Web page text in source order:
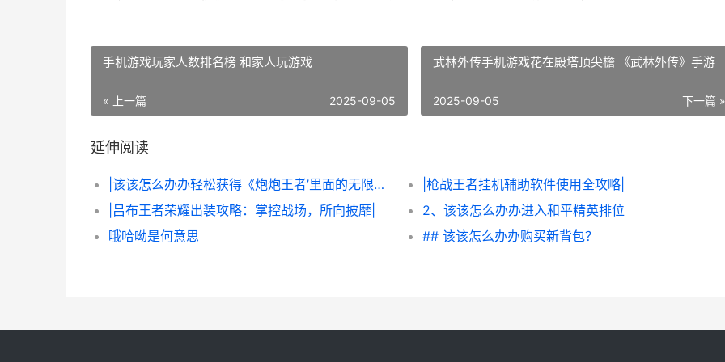
手机游戏玩家人数排名榜 和家人玩游戏
« 上一篇 2025-09-05
武林外传手机游戏花在殿塔顶尖檐 《武林外传》手游
下一篇 »
2025-09-05
延伸阅读
|该该怎么办办轻松获得《炮炮王者’里面的无限金币和星星|
|枪战王者挂机辅助软件使用全攻略|
|吕布王者荣耀出装攻略：掌控战场，所向披靡|
2、该该怎么办办进入和平精英排位
哦哈呦是何意思
## 该该怎么办办购买新背包？